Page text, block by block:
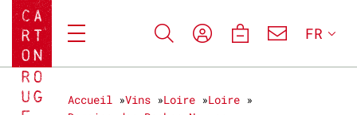
FR
Accueil Vins Loire
Loire